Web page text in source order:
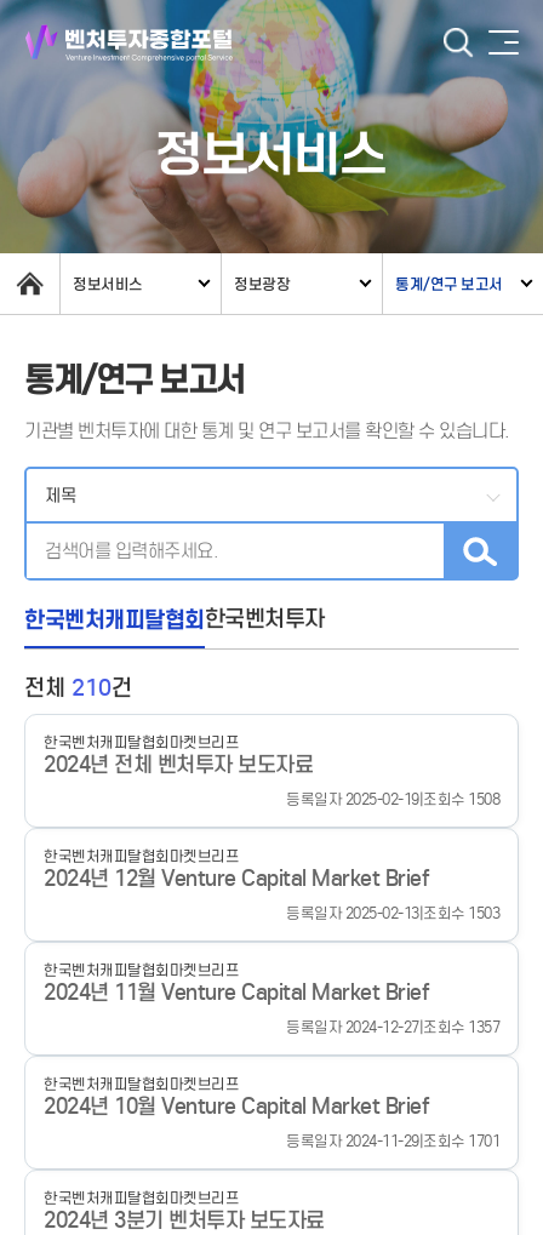
정보서비스
정보서비스 정보광장 통계/연구 보고서
통계/연구 보고서
기관별 벤처투자에 대한 통계 및 연구 보고서를 확인할 수 있습니다.
한국벤처캐피탈협회한국벤처투자
전체 210건
한국벤처캐피탈협회 마켓브리프
2024년 전체 벤처투자 보도자료
등록일자 2025-02-19| 조회수 1508
한국벤처캐피탈협회 마켓브리프
2024년 12월 Venture Capital Market Brief
등록일자 2025-02-13| 조회수 1503
한국벤처캐피탈협회 마켓브리프
2024년 11월 Venture Capital Market Brief
등록일자 2024-12-27| 조회수 1357
한국벤처캐피탈협회 마켓브리프
2024년 10월 Venture Capital Market Brief
등록일자 2024-11-29| 조회수 1701
한국벤처캐피탈협회 마켓브리프
2024년 3분기 벤처투자 보도자료